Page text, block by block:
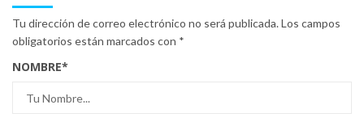
Tu dirección de correo electrónico no será publicada.Los campos
obligatorios están marcados con *
NOMBRE*